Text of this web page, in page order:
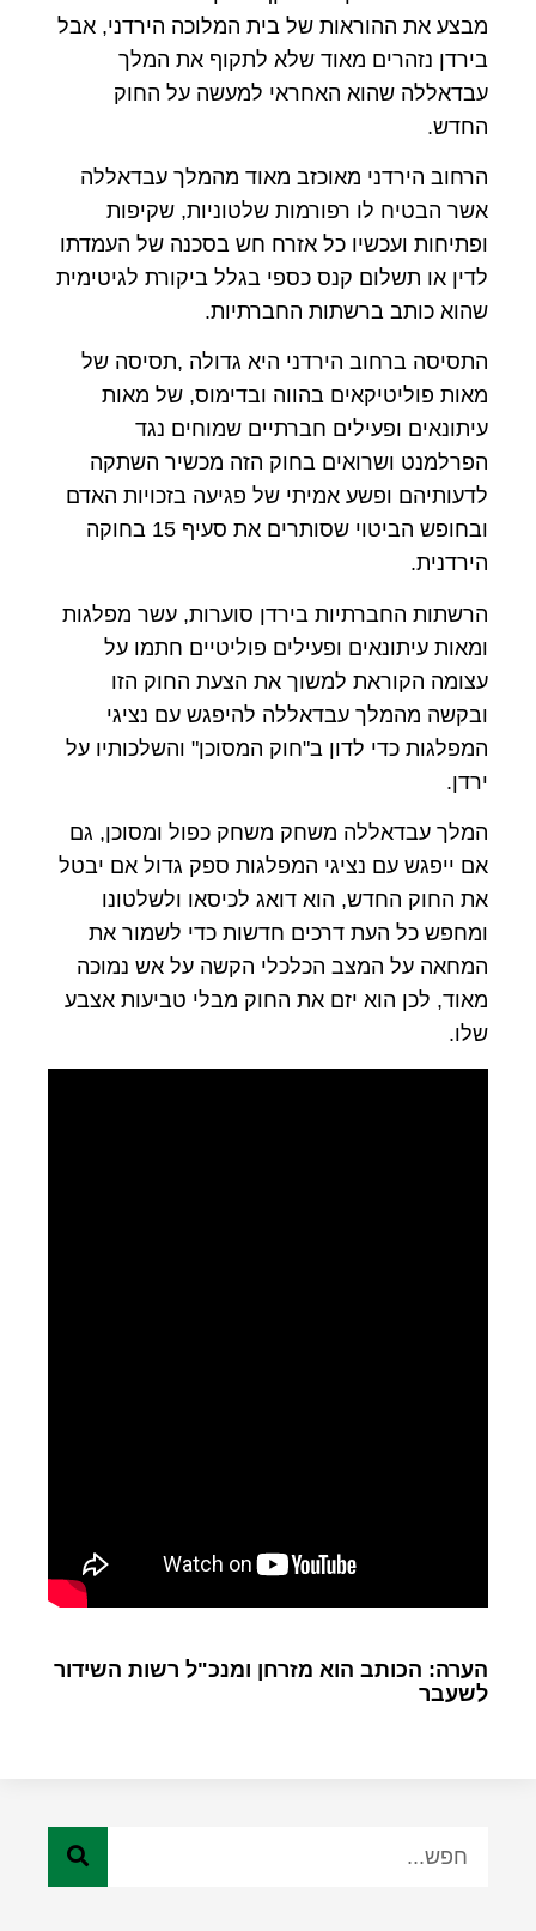
מבצע את ההוראות של בית המלוכה הירדני, אבל
בירדן נזהרים מאוד שלא לתקוף את המלך
עבדאללה שהוא האחראי למעשה על החוק
החדש.
הרחוב הירדני מאוכזב מאוד מהמלך עבדאללה
אשר הבטיח לו רפורמות שלטוניות, שקיפות
ופתיחות ועכשיו כל אזרח חש בסכנה של העמדתו
לדין או תשלום קנס כספי בגלל ביקורת לגיטימית
שהוא כותב ברשתות החברתיות.
התסיסה ברחוב הירדני היא גדולה ,תסיסה של
מאות פוליטיקאים בהווה ובדימוס, של מאות
עיתונאים ופעילים חברתיים שמוחים נגד
הפרלמנט ושרואים בחוק הזה מכשיר השתקה
לדעותיהם ופשע אמיתי של פגיעה בזכויות האדם
ובחופש הביטוי שסותרים את סעיף 15 בחוקה
הירדנית.
הרשתות החברתיות בירדן סוערות, עשר מפלגות
ומאות עיתונאים ופעילים פוליטיים חתמו על
עצומה הקוראת למשוך את הצעת החוק הזו
ובקשה מהמלך עבדאללה להיפגש עם נציגי
המפלגות כדי לדון ב"חוק המסוכן" והשלכותיו על
ירדן.
המלך עבדאללה משחק משחק כפול ומסוכן, גם
אם ייפגש עם נציגי המפלגות ספק גדול אם יבטל
את החוק החדש, הוא דואג לכיסאו ולשלטונו
ומחפש כל העת דרכים חדשות כדי לשמור את
המחאה על המצב הכלכלי הקשה על אש נמוכה
מאוד, לכן הוא יזם את החוק מבלי טביעות אצבע
שלו.
הערה: הכותב הוא מזרחן ומנכ"ל רשות השידור
לשעבר